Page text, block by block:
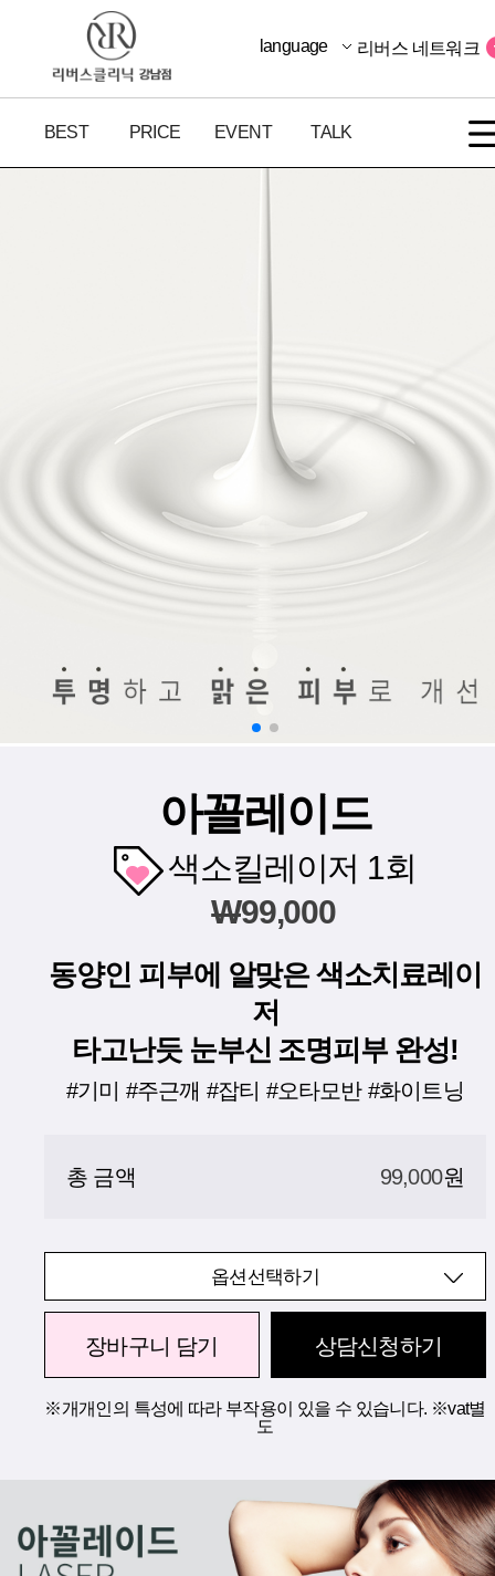
BEST PRICE EVENT TALK
language 리버스 네트워크
아꼴레이드
색소킬레이저 1회
W99,000
동양인 피부에 알맞은 색소치료레이
저
타고난듯 눈부신 조명피부 완성!
#기미 #주근깨 #잡티 #오타모반 #화이트닝
총 금액 99,000원
옵션선택하기
장바구니 담기 상담신청하기
※개개인의 특성에 따라 부작용이 있을 수 있습니다. ※vat별
도